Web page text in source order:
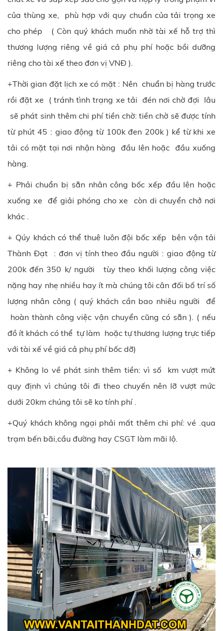
của thùng xe, phù hợp với quy chuẩn của tải trọng xe
cho phép ( Còn quý khách muốn nhờ tài xế hỗ trợ thì
thương lượng riêng về giá cả phụ phí hoặc bồi dưỡng
riêng cho tài xế theo đơn vị VNĐ ).
+Thời gian đặt lịch xe có mặt : Nên chuẩn bị hàng trước
rồi đặt xe ( tránh tình trạng xe tải đén nơi chờ đợi lâu
sẽ phát sinh thêm chi phí tiền chờ: tiền chờ sẽ được tính
từ phút 45 : giao động từ 100k đen 200k ) kể từ khi xe
tải có mặt tại nơi nhận hàng đầu lên hoặc đầu xuống
hàng.
+ Phải chuẩn bị sẵn nhân công bốc xếp đầu lên hoặc
xuống xe để giải phóng cho xe còn di chuyển chở nơi
khác .
+ Qúy khách có thể thuê luôn đội bốc xếp bên vận tải
Thành Đạt : đơn vị tính theo đầu người : giao động từ
200k đến 350 k/ người tùy theo khối lượng công việc
nặng hay nhẹ nhiều hay ít mà chúng tôi cân đối bố trí số
lượng nhân công ( quý khách cần bao nhiêu người để
hoàn thành công việc vận chuyển cũng có sẵn ). ( nếu
đồ ít khách có thể tự làm hoặc tự thương lượng trực tiếp
với tài xế về giá cả phụ phí bốc dỡ)
+ Không lo về phát sinh thêm tiền: vì số km vượt mứt
quy định vì chúng tôi đi theo chuyến nên lỡ vượt mức
dưới 20km chúng tôi sẽ ko tính phí .
+Quý khách không ngại phải mất thêm chi phí: vé .qua
trạm bến bãi,cầu đường hay CSGT làm mãi lộ.